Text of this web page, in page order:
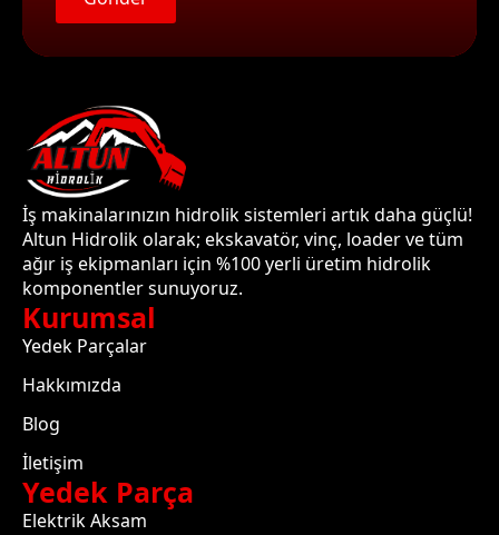
İş makinalarınızın hidrolik sistemleri artık daha güçlü!
Altun Hidrolik olarak; ekskavatör, vinç, loader ve tüm
ağır iş ekipmanları için %100 yerli üretim hidrolik
komponentler sunuyoruz.
Kurumsal
Yedek Parçalar
Hakkımızda
Blog
İletişim
Yedek Parça
Elektrik Aksam